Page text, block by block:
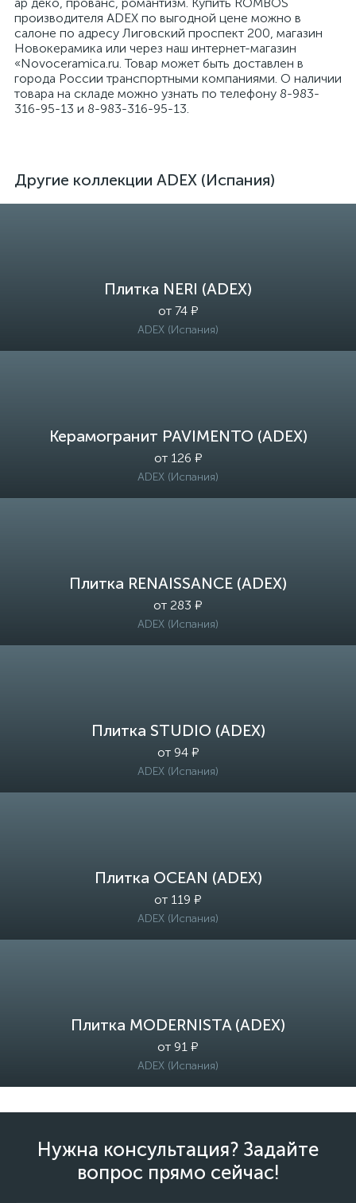
производителя ADEX по выгодной цене можно в
салоне по адресу Лиговский проспект 200, магазин
Новокерамика или через наш интернет-магазин
«Novoceramica.ru. Товар может быть доставлен в
города России транспортными компаниями. О наличии
товара на складе можно узнать по телефону 8-983-
316-95-13 и 8-983-316-95-13.
Другие коллекции ADEX (Испания)
Плитка NERI (ADEX)
от 74 ₽
ADEX (Испания)
Керамогранит PAVIMENTO (ADEX)
от 126 ₽
ADEX (Испания)
Плитка RENAISSANCE (ADEX)
от 283 ₽
ADEX (Испания)
Плитка STUDIO (ADEX)
от 94 ₽
ADEX (Испания)
Плитка OCEAN (ADEX)
от 119 ₽
ADEX (Испания)
Плитка MODERNISTA (ADEX)
от 91 ₽
ADEX (Испания)
Нужна консультация? Задайте
вопрос прямо сейчас!